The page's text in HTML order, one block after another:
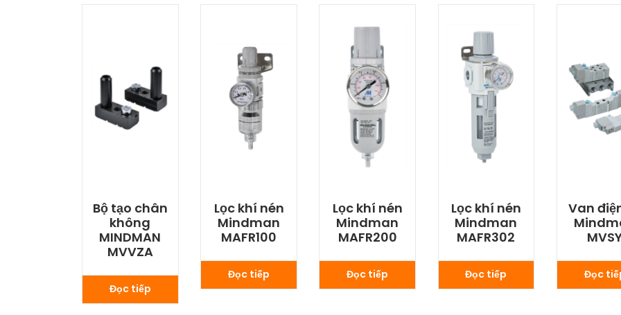
Bộ tạo chân
không
MINDMAN
MVVZA
Đọc tiếp
Lọc khí nén
Mindman
MAFR100
Đọc tiếp
Lọc khí nén
Mindman
MAFR200
Đọc tiếp
Lọc khí nén
Mindman
MAFR302
Đọc tiếp
Van
Đọc